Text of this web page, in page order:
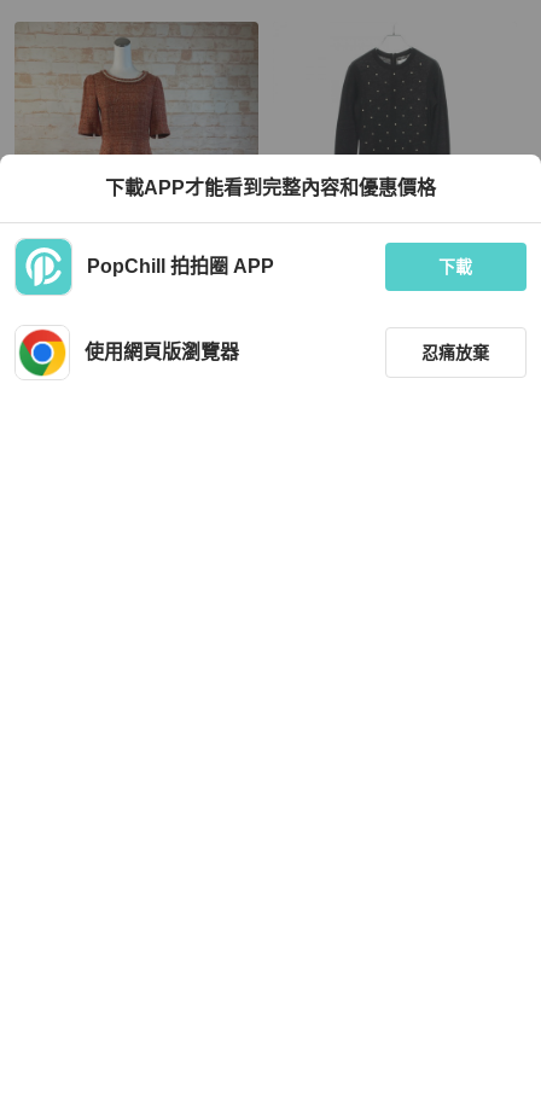
MOP 331
毛羊絨黑色二手女裝 #34
下載APP才能看到完整內容和優惠價格
PopChill 拍拍圈 APP 下載
使用網頁版瀏覽器 忍痛放棄